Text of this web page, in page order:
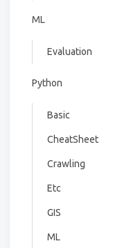
ML
Evaluation
Python
Basic
CheatSheet
Crawling
Etc
GIS
ML